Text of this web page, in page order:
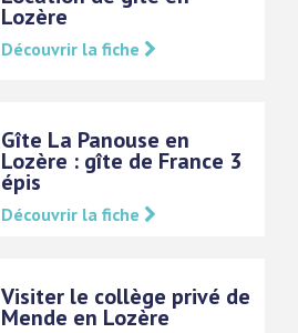
Lozère
Découvrir la fiche
Gîte La Panouse en
Lozère : gîte de France 3
épis
Découvrir la fiche
Visiter le collège privé de
Mende en Lozère